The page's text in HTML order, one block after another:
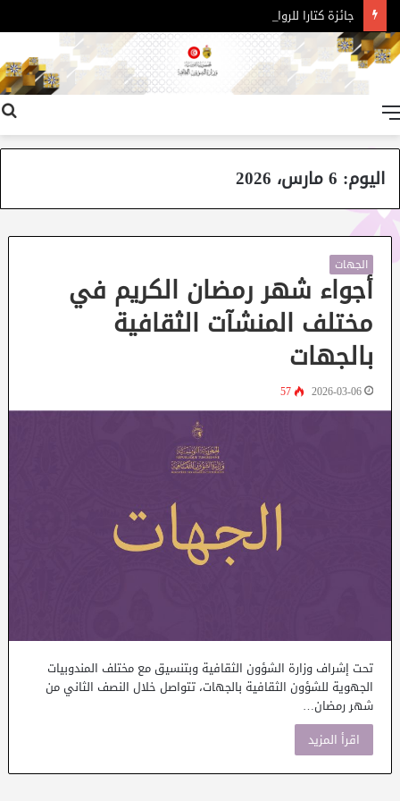
جائزة كتارا للرواية العربية – الدورة 11
اليوم: 6 مارس، 2026
الجهات
أجواء شهر رمضان الكريم في
مختلف المنشآت الثقافية
بالجهات
2026-03-06
57
تحت إشراف وزارة الشؤون الثقافية وبتنسيق مع مختلف المندوبيات
الجهوية للشؤون الثقافية بالجهات، تتواصل خلال النصف الثاني من
شهر رمضان…
اقرأ المزيد